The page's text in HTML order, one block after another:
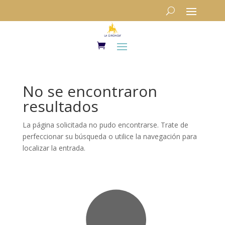
No se encontraron
resultados
La página solicitada no pudo encontrarse. Trate de
perfeccionar su búsqueda o utilice la navegación para
localizar la entrada.